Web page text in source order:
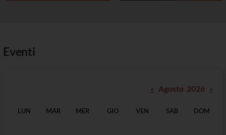
Eventi
« Agosto 2026 »
LUN MAR MER GIO VEN SAB DOM